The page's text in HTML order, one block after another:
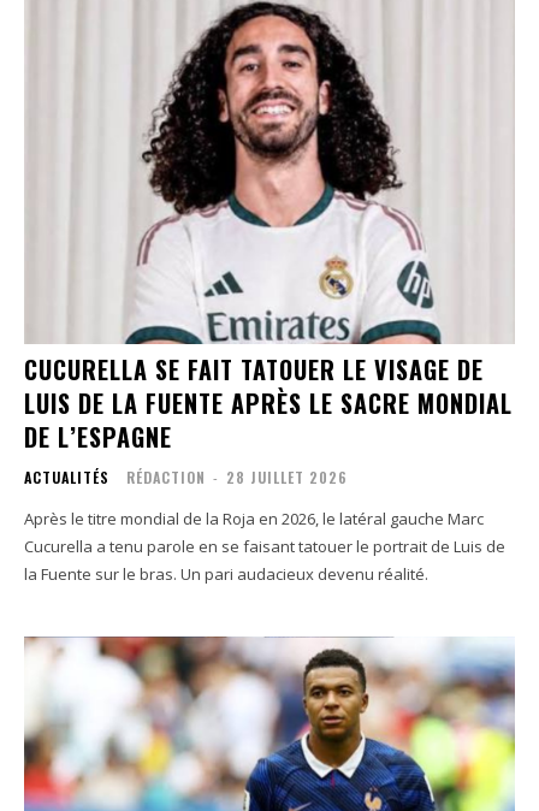
CUCURELLA SE FAIT TATOUER LE VISAGE DE
LUIS DE LA FUENTE APRÈS LE SACRE MONDIAL
DE L’ESPAGNE
ACTUALITÉS RÉDACTION - 28 JUILLET 2026
Après le titre mondial de la Roja en 2026, le latéral gauche Marc
Cucurella a tenu parole en se faisant tatouer le portrait de Luis de
la Fuente sur le bras. Un pari audacieux devenu réalité.